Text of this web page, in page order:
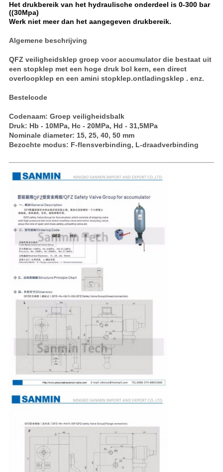
Het drukbereik van het hydraulische onderdeel is 0-300 bar
((30Mpa)
Werk niet meer dan het aangegeven drukbereik.
Algemene beschrijving
QFZ veiligheidsklep groep voor accumulator die bestaat uit
een stopklep met een hoge druk bol kern, een direct
overloopklep en een amini stopklep.ontladingsklep . enz.
Bestelcode
Codenaam: Groep veiligheidsbalk
Druk: Hb - 10MPa, Hc - 20MPa, Hd - 31,5MPa
Nominale diameter: 15, 25, 40, 50 mm
Bezochte modus: F-flensverbinding, L-draadverbinding